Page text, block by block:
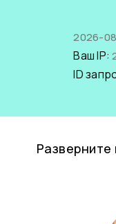
2026-
Ваш IP:
ID
Разверните